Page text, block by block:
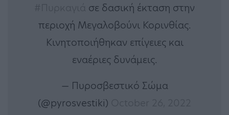
σε δασική έκταση στην
περιοχή Μεγαλοβούνι Κορινθίας.
Κινητοποιήθηκαν επίγειες και
εναέριες δυνάμεις.
— Πυροσβεστικό Σώμα
(@pyrosvestiki)